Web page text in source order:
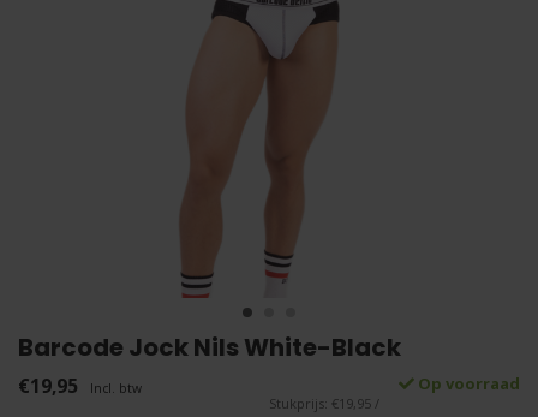
Barcode Jock Nils White-Black
€19,95 Incl. btw Op voorraad
Stukprijs: €19,95 /